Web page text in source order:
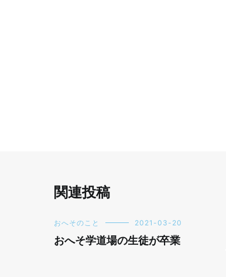
関連投稿
おへそのこと 2021-03-20
おへそ学道場の生徒が卒業